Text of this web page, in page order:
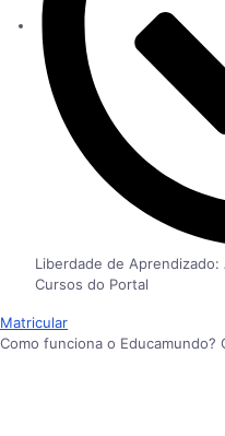
Liberdade de Aprendizado:
Cursos do Portal
Matricular
Como funciona o Educamundo?